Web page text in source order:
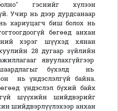
гэснийг хүлээн
Учир нь дээр дурдсанаар
хариуцагч биш болох нь
бөгөөд анхан
хэрэг шүүхэд хянан
28 дугаар зүйлийн
явуулахгүйгээр
бүхэлд нь
нь үндэслэлгүй байна.
үндэслэл бүхий байх
шүүхийн шийдвэрийг
шийдвэрлүүлэхээр анхан